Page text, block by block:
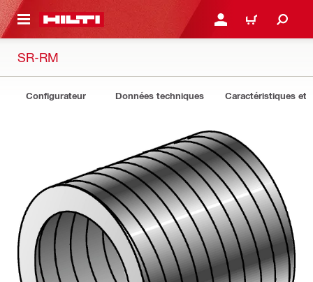
CONTENT CONNEXION OU
PANIER
SR-RM
Configurateur Données techniques Caractéristiques et